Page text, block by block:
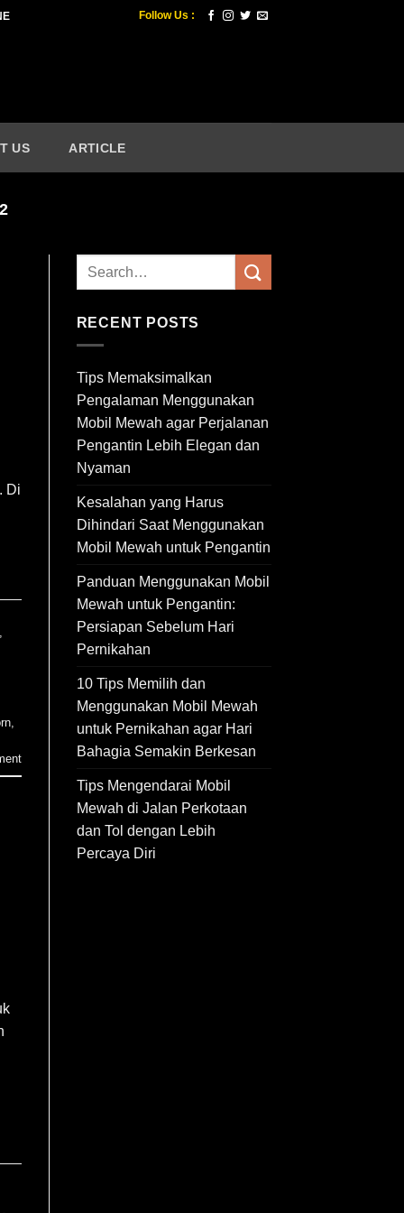
Follow Us :
US ARTICLE
Di
,
,
RECENT POSTS
Tips Memaksimalkan
Pengalaman Menggunakan
Mobil Mewah agar Perjalanan
Pengantin Lebih Elegan dan
Nyaman
Kesalahan yang Harus
Dihindari Saat Menggunakan
Mobil Mewah untuk Pengantin
Panduan Menggunakan Mobil
Mewah untuk Pengantin:
Persiapan Sebelum Hari
Pernikahan
10 Tips Memilih dan
Menggunakan Mobil Mewah
untuk Pernikahan agar Hari
Bahagia Semakin Berkesan
Tips Mengendarai Mobil
Mewah di Jalan Perkotaan
dan Tol dengan Lebih
Percaya Diri